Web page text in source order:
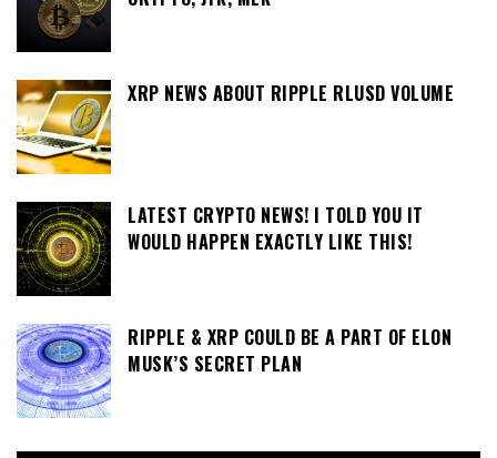
XRP NEWS ABOUT RIPPLE RLUSD VOLUME
LATEST CRYPTO NEWS! I TOLD YOU IT
WOULD HAPPEN EXACTLY LIKE THIS!
RIPPLE & XRP COULD BE A PART OF ELON
MUSK’S SECRET PLAN